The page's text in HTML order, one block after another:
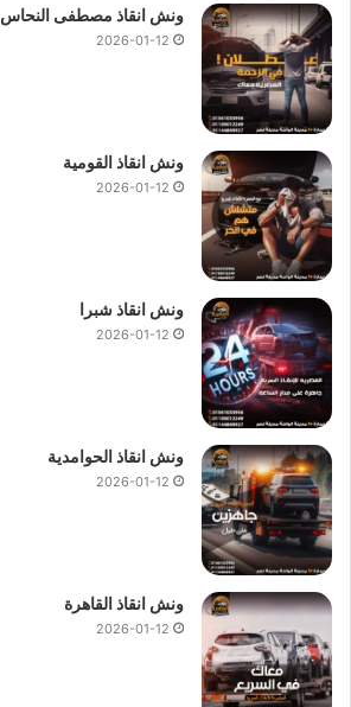
ونش انقاذ مصطفى النحاس
2026-01-12
ونش انقاذ القومية
2026-01-12
ونش انقاذ شبرا
2026-01-12
ونش انقاذ الحوامدية
2026-01-12
ونش انقاذ القاهرة
2026-01-12